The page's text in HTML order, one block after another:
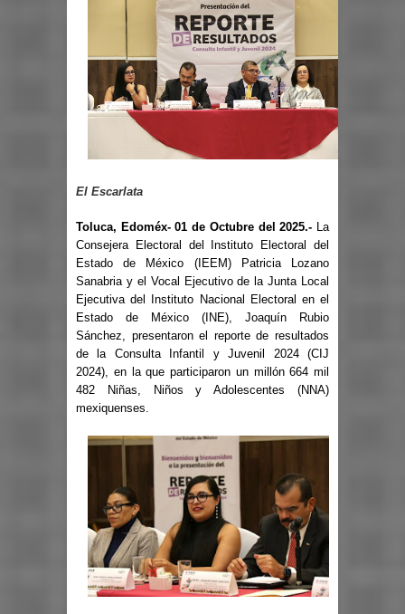
El Escarlata
Toluca, Edoméx- 01 de Octubre del 2025.- La
Consejera Electoral del Instituto Electoral del
Estado de México (IEEM) Patricia Lozano
Sanabria y el Vocal Ejecutivo de la Junta Local
Ejecutiva del Instituto Nacional Electoral en el
Estado de México (INE), Joaquín Rubio
Sánchez, presentaron el reporte de resultados
de la Consulta Infantil y Juvenil 2024 (CIJ
2024), en la que participaron un millón 664 mil
482 Niñas, Niños y Adolescentes (NNA)
mexiquenses.